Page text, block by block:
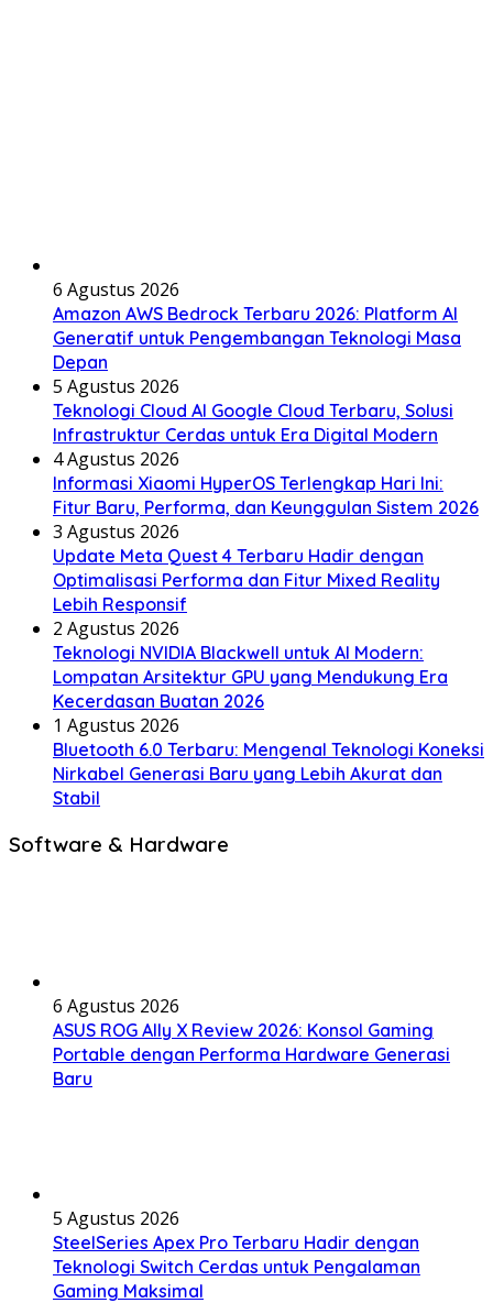
6 Agustus 2026
Amazon AWS Bedrock Terbaru 2026: Platform AI
Generatif untuk Pengembangan Teknologi Masa
Depan
5 Agustus 2026
Teknologi Cloud AI Google Cloud Terbaru, Solusi
Infrastruktur Cerdas untuk Era Digital Modern
4 Agustus 2026
Informasi Xiaomi HyperOS Terlengkap Hari Ini:
Fitur Baru, Performa, dan Keunggulan Sistem 2026
3 Agustus 2026
Update Meta Quest 4 Terbaru Hadir dengan
Optimalisasi Performa dan Fitur Mixed Reality
Lebih Responsif
2 Agustus 2026
Teknologi NVIDIA Blackwell untuk AI Modern:
Lompatan Arsitektur GPU yang Mendukung Era
Kecerdasan Buatan 2026
1 Agustus 2026
Bluetooth 6.0 Terbaru: Mengenal Teknologi Koneksi
Nirkabel Generasi Baru yang Lebih Akurat dan
Stabil
Software & Hardware
6 Agustus 2026
ASUS ROG Ally X Review 2026: Konsol Gaming
Portable dengan Performa Hardware Generasi
Baru
5 Agustus 2026
SteelSeries Apex Pro Terbaru Hadir dengan
Teknologi Switch Cerdas untuk Pengalaman
Gaming Maksimal